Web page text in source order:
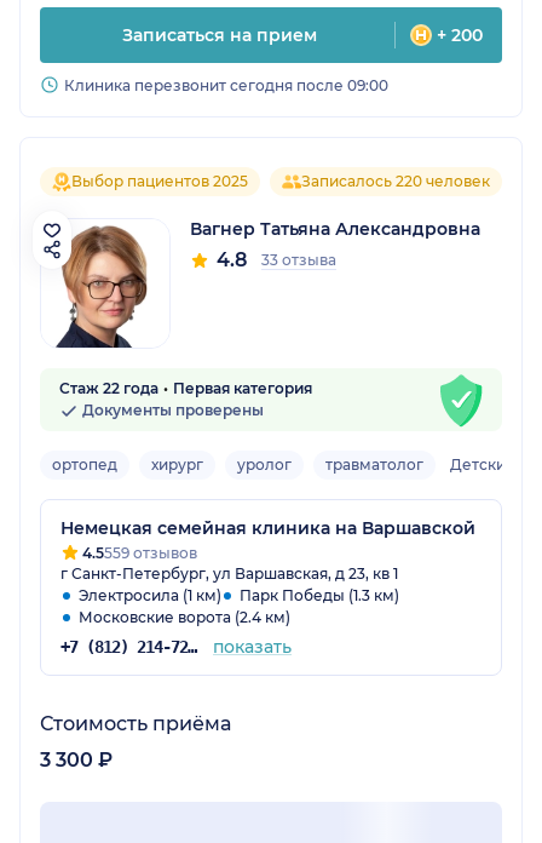
Записаться на прием + 200
Клиника перезвонит сегодня после 09:00
Выбор пациентов 2025 Записалось 220 человек
Вагнер Татьяна Александровна
4.8 33 отзыва
Стаж 22 года
Первая категория
Документы проверены
ортопед хирург уролог травматолог Детский
Немецкая семейная клиника на Варшавской
4.5559 отзывов
г Санкт-Петербург, ул Варшавская, д 23, кв 1
Электросила (1 км)
Парк Победы (1.3 км)
Московские ворота (2.4 км)
+7 (812) 214-72-50 показать
Стоимость приёма
3 300 ₽